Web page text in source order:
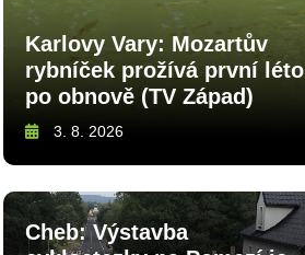
Karlovy Vary: Mozartův
rybníček prožívá první léto
po obnově (TV Západ)
3. 8. 2026
Cheb: Výstavba